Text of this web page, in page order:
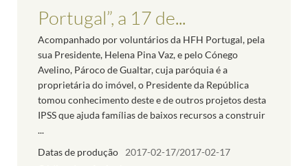
Portugal”, a 17 de...
Acompanhado por voluntários da HFH Portugal, pela
sua Presidente, Helena Pina Vaz, e pelo Cónego
Avelino, Pároco de Gualtar, cuja paróquia é a
proprietária do imóvel, o Presidente da República
tomou conhecimento deste e de outros projetos desta
IPSS que ajuda famílias de baixos recursos a construir
...
Datas de produção
2017-02-17/2017-02-17